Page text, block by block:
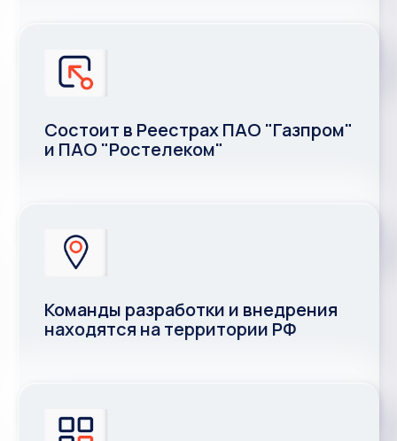
Состоит в Реестрах ПАО "Газпром"
и ПАО "Ростелеком"
Команды разработки и внедрения
находятся на территории РФ